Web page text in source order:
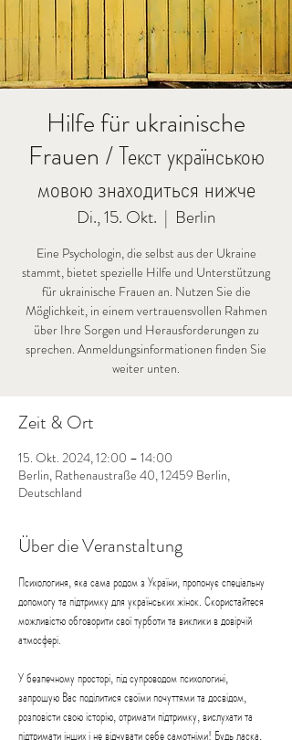
Hilfe für ukrainische
Frauen / Текст українською
мовою знаходиться нижче
Di., 15. Okt.
  |
Berlin
Eine Psychologin, die selbst aus der Ukraine
stammt, bietet spezielle Hilfe und Unterstützung
für ukrainische Frauen an. Nutzen Sie die
Möglichkeit, in einem vertrauensvollen Rahmen
über Ihre Sorgen und Herausforderungen zu
sprechen. Anmeldungsinformationen finden Sie
weiter unten.
Zeit & Ort
15. Okt. 2024, 12:00 – 14:00
Berlin, Rathenaustraße 40, 12459 Berlin,
Deutschland
Über die Veranstaltung
Психологиня, яка сама родом з України, пропонує спеціальну
допомогу та підтримку для українських жінок. Скористайтеся
можливістю обговорити свої турботи та виклики в довірчій
атмосфері.
У безпечному просторі, під супроводом психологині,
запрошую Вас поділитися своїми почуттями та досвідом,
розповісти свою історію, отримати підтримку, вислухати та
підтримати інших і не відчувати себе самотніми! Будь ласка,